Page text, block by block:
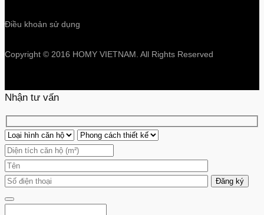
Điều khoản sử dụng
Copyright © 2016 HOMY VIETNAM. All Rights Reserved
Nhận tư vấn